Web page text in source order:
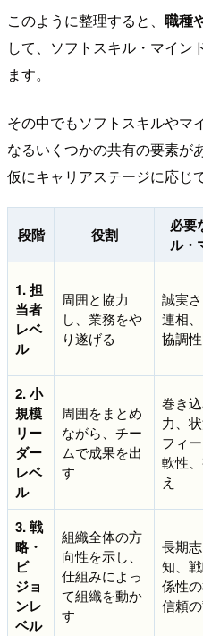
このように整理すると、 職種
して、ソフトスキル・マイン
ます。
その中でもソフトスキルやマ
なるいくつかの共有の要素が
仮にキャリアステージに応じ
段階 役割
必要
ル・
1. 担
当者
レベ
ル
周囲と協力
し、業務をや
り遂げる
誠実
連相、
協調性
2. 小
規模
リー
ダー
レベ
ル
周囲をまとめ
ながら、チー
ムで成果を出
す
巻き
力、状
フィ
軟性
え
3. 戦
略・
ビ
ジョ
ンレ
ベル
組織全体の方
向性を示し、
仕組みによっ
て組織を動か
す
長期
知、
係性の
信頼